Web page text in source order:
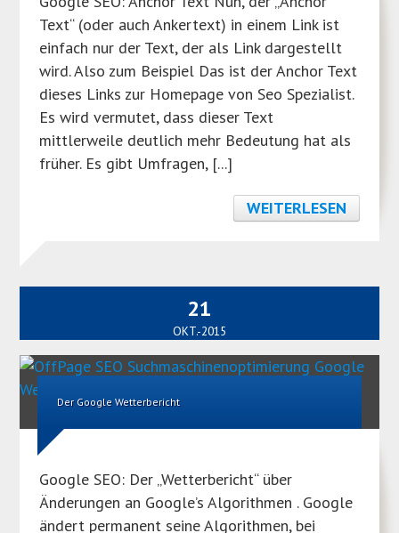
Text“ (oder auch Ankertext) in einem Link ist
einfach nur der Text, der als Link dargestellt
wird. Also zum Beispiel Das ist der Anchor Text
dieses Links zur Homepage von Seo Spezialist.
Es wird vermutet, dass dieser Text
mittlerweile deutlich mehr Bedeutung hat als
früher. Es gibt Umfragen, [...]
WEITERLESEN
21
OKT.-2015
Der Google Wetterbericht
Google SEO: Der „Wetterbericht“ über
Änderungen an Google’s Algorithmen . Google
ändert permanent seine Algorithmen, bei